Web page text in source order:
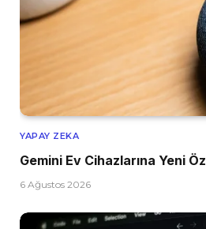
YAPAY ZEKA
Gemini Ev Cihazlarına Yeni
6 Ağustos 2026